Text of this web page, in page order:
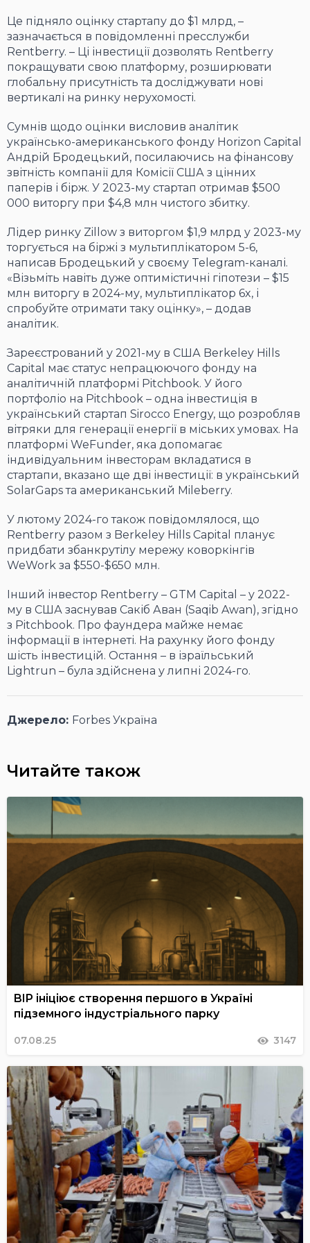
Це підняло оцінку стартапу до $1 млрд, –
зазначається в повідомленні пресслужби
Rentberry. – Ці інвестиції дозволять Rentberry
покращувати свою платформу, розширювати
глобальну присутність та досліджувати нові
вертикалі на ринку нерухомості.
Сумнів щодо оцінки висловив аналітик
українсько-американського фонду Horizon Capital
Андрій Бродецький, посилаючись на фінансову
звітність компанії для Комісії США з цінних
паперів і бірж. У 2023-му стартап отримав $500
000 виторгу при $4,8 млн чистого збитку.
Лідер ринку Zillow з виторгом $1,9 млрд у 2023-му
торгується на біржі з мультиплікатором 5-6,
написав Бродецький у своєму Telegram-каналі.
«Візьміть навіть дуже оптимістичні гіпотези – $15
млн виторгу в 2024-му, мультиплікатор 6x, і
спробуйте отримати таку оцінку», – додав
аналітик.
Зареєстрований у 2021-му в США Berkeley Hills
Capital має статус непрацюючого фонду на
аналітичній платформі Pitchbook. У його
портфоліо на Pitchbook – одна інвестиція в
український стартап Sirocco Energy, що розробляв
вітряки для генерації енергії в міських умовах. На
платформі WeFunder, яка допомагає
індивідуальним інвесторам вкладатися в
стартапи, вказано ще дві інвестиції: в український
SolarGaps та американський Mileberry.
У лютому 2024-го також повідомлялося, що
Rentberry разом з Berkeley Hills Capital планує
придбати збанкрутілу мережу коворкінгів
WeWork за $550-$650 млн.
Інший інвестор Rentberry – GTM Capital – у 2022-
му в США заснував Сакіб Аван (Saqib Awan), згідно
з Pitchbook. Про фаундера майже немає
інформації в інтернеті. На рахунку його фонду
шість інвестицій. Остання – в ізраїльський
Lightrun – була здійснена у липні 2024-го.
Джерело: Forbes Україна
Читайте також
BIP ініціює створення першого в Україні
підземного індустріального парку
07.08.25 3147